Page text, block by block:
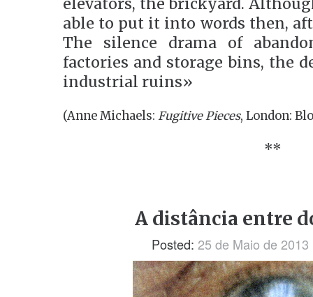
elevators, the brickyard.
able to put it into words then,
The silence drama of
factories and storage bins, the
industrial ruins»
(Anne Michaels: Fugitive Pieces, London:
**
A distância entre
Posted: 25 de Maio de 2013